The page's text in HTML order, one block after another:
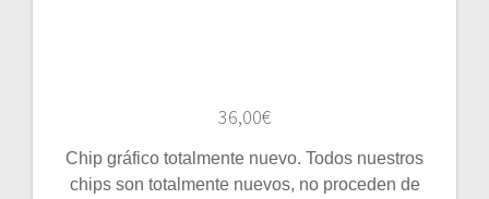
36,00€
Chip gráfico totalmente nuevo. Todos nuestros
chips son totalmente nuevos, no proceden de